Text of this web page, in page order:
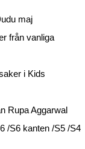
maj
från vanliga
i Kids
Rupa Aggarwal
/S6 kanten /S5 /S4